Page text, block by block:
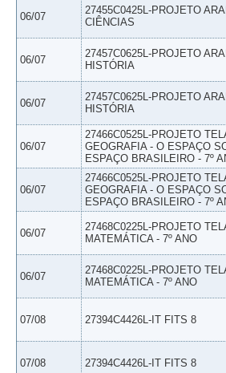
06/07
27455C0425L-PROJETO
CIÊNCIAS
06/07
27457C0625L-PROJETO
HISTÓRIA
06/07
27457C0625L-PROJETO
HISTÓRIA
06/07
27466C0525L-PROJETO
GEOGRAFIA - O ESPAÇO
ESPAÇO BRASILEIRO - 7º
06/07
27466C0525L-PROJETO
GEOGRAFIA - O ESPAÇO
ESPAÇO BRASILEIRO - 7º
06/07
27468C0225L-PROJETO
MATEMÁTICA - 7º ANO
06/07
27468C0225L-PROJETO
MATEMÁTICA - 7º ANO
07/08 27394C4426L-IT FITS 8
07/08 27394C4426L-IT FITS 8